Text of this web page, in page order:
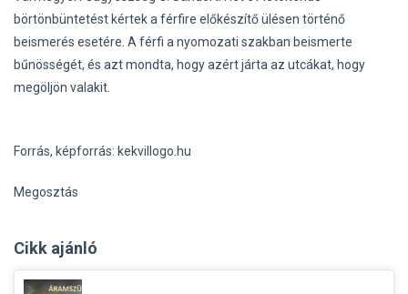
börtönbüntetést kértek a férfire előkészítő ülésen történő
beismerés esetére. A férfi a nyomozati szakban beismerte
bűnösségét, és azt mondta, hogy azért járta az utcákat, hogy
megöljön valakit.
Forrás, képforrás: kekvillogo.hu
Megosztás
Cikk ajánló